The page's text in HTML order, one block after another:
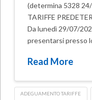
(determina 5328
TARIFFE
Da lunedì 29/07/
presentarsi presso
Read More
ADEGUAMENTO TARIFFE